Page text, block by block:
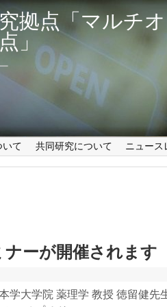
拠点「マルチ
」
いて 共同研究について ニュース
ーが開催されます
学大学院 薬理学 教授 徳留健先